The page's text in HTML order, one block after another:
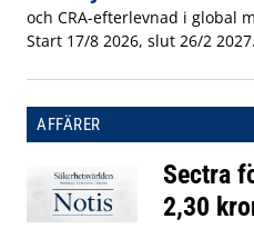
och CRA-efterlevnad i global
Start 17/8 2026, slut 26/2 2027.
AFFÄRER
Sectra
2,30